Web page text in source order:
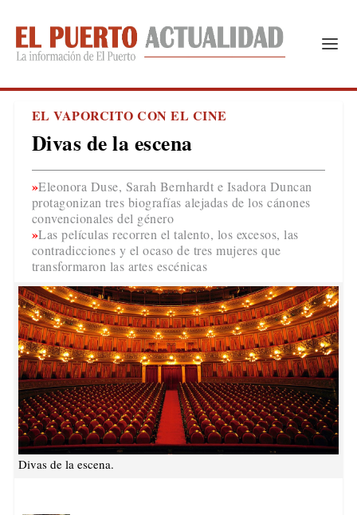
EL VAPORCITO CON EL CINE
Divas de la escena
Eleonora Duse, Sarah Bernhardt e Isadora Duncan
protagonizan tres biografías alejadas de los cánones
convencionales del género
Las películas recorren el talento, los excesos, las
contradicciones y el ocaso de tres mujeres que
transformaron las artes escénicas
Divas de la escena.